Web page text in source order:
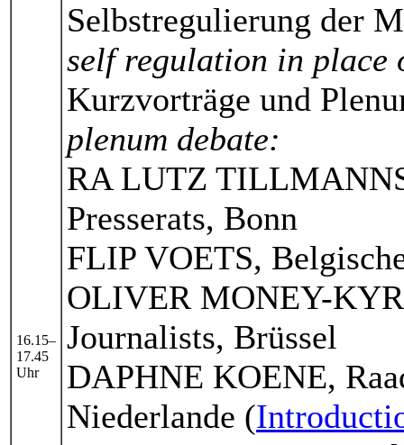
16.15–
17.45
Uhr
Selbstregulierung der
self regulation in place
Kurzvorträge und
plenum debate:
RA LUTZ
Presserats, Bonn
FLIP VOETS,
OLIVER MONEY-
Journalists, Brüssel
DAPHNE KOENE,
Niederlande (